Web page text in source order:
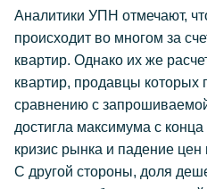
Аналитики УПН отмечают,
происходит во многом за
квартир. Однако их же
квартир, продавцы которых
сравнению с
достигла максимума с
кризис рынка и падение цен
С другой стороны, доля